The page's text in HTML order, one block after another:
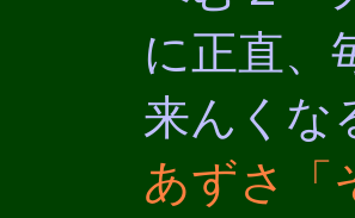
に正直、
来んくな
あずさ「